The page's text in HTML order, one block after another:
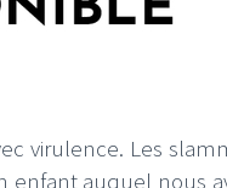
virulence. Les
enfant auquel nous